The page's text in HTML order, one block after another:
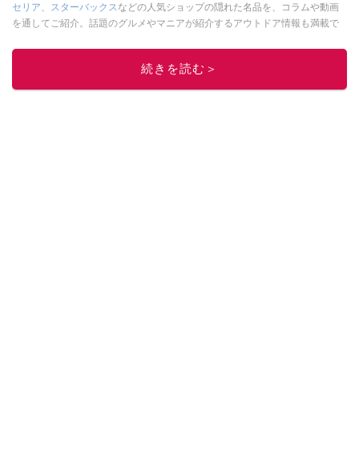
セリア
スターバックス などの人気ショップの隠れた名品を、コラムや動画
を通してご紹介。話題のグルメやマニアが紹介するアウトドア情報も満載で
レビューしています。毎日トレンド情報をお届けしているので、ぜひ
してください！続きを読む＞